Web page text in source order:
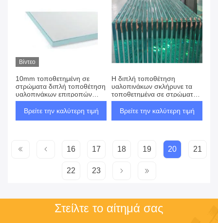
Βίντεο
10mm τοποθετημένη σε
στρώματα διπλή τοποθέτηση
υαλοπινάκων επιτροπών
γυαλιού που μετριάζεται
οριζόντια
Βρείτε την καλύτερη τιμή
Η διπλή τοποθέτηση
υαλοπινάκων σκλήρυνε τα
τοποθετημένα σε στρώματα
φύλλα γυαλιού για τα
παράθυρα και τις πόρτες
Βρείτε την καλύτερη τιμή
16 17 18 19 20 21
22 23
Στείλτε το αίτημά σας